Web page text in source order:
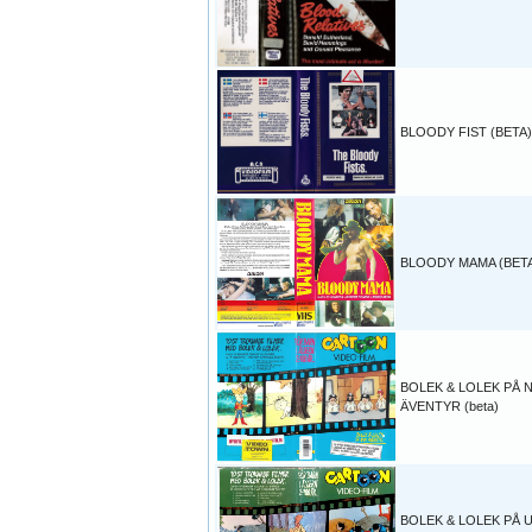
BLOODY FIST (BETA)
BLOODY MAMA
BOLEK & LOLEK PÅ
ÄVENTYR (beta)
BOLEK & LOLEK PÅ